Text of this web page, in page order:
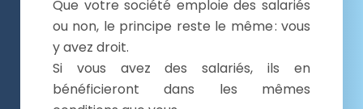
Que votre société emploie des salariés
ou non, le principe reste le même : vous
y avez droit.
Si vous avez des salariés, ils en
bénéficieront dans les mêmes